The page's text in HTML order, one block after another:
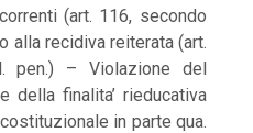
(art. 116, secondo
alla recidiva reiterata (art.
pen.) – Violazione del
della finalita’ rieducativa
in parte qua.